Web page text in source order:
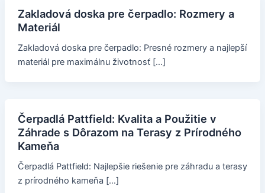
Zakladová doska pre čerpadlo: Rozmery a
Materiál
Zakladová doska pre čerpadlo: Presné rozmery a najlepší
materiál pre maximálnu životnosť […]
Čerpadlá Pattfield: Kvalita a Použitie v
Záhrade s Dôrazom na Terasy z Prírodného
Kameňa
Čerpadlá Pattfield: Najlepšie riešenie pre záhradu a terasy
z prírodného kameňa […]